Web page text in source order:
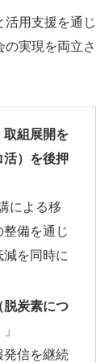
活用支援を通じ
実現を両立さ
取組展開を
活）を後押
による移
備を通じ
を同時に
脱炭素につ
」
発信を継続